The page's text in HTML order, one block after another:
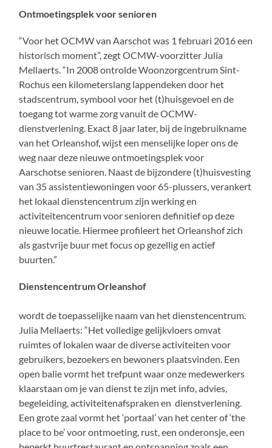
Ontmoetingsplek voor senioren
“Voor het OCMW van Aarschot was 1 februari 2016 een
historisch moment”, zegt OCMW-voorzitter Julia
Mellaerts. “In 2008 ontrolde Woonzorgcentrum Sint-
Rochus een kilometerslang lappendeken door het
stadscentrum, symbool voor het (t)huisgevoel en de
toegang tot warme zorg vanuit de OCMW-
dienstverlening. Exact 8 jaar later, bij de ingebruikname
van het Orleanshof, wijst een menselijke loper ons de
weg naar deze nieuwe ontmoetingsplek voor
Aarschotse senioren. Naast de bijzondere (t)huisvesting
van 35 assistentiewoningen voor 65-plussers, verankert
het lokaal dienstencentrum zijn werking en
activiteitencentrum voor senioren definitief op deze
nieuwe locatie. Hiermee profileert het Orleanshof zich
als gastvrije buur met focus op gezellig en actief
buurten.”
Dienstencentrum Orleanshof
wordt de toepasselijke naam van het dienstencentrum.
Julia Mellaerts: “Het volledige gelijkvloers omvat
ruimtes of lokalen waar de diverse activiteiten voor
gebruikers, bezoekers en bewoners plaatsvinden. Een
open balie vormt het trefpunt waar onze medewerkers
klaarstaan om je van dienst te zijn met info, advies,
begeleiding, activiteitenafspraken en dienstverlening.
Een grote zaal vormt het ‘portaal’ van het center of ‘the
place to be’ voor ontmoeting, rust, een onderonsje, een